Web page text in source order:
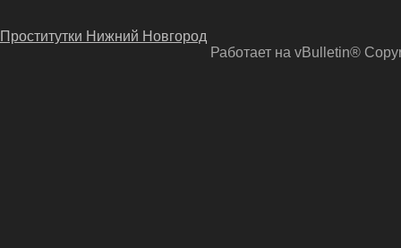
Проститутки Нижний Новгород
Работает на vBulletin®